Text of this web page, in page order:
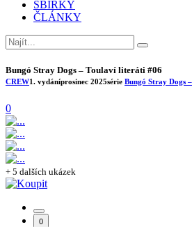
SBÍRKY
ČLÁNKY
Bungó Stray Dogs – Toulaví literáti #06
CREW1. vydáníprosinec 2025série Bungó Stray Dogs
0
+ 5 dalších ukázek
0